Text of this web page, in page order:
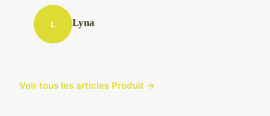
L Lyna
Voir tous les articles Produit →